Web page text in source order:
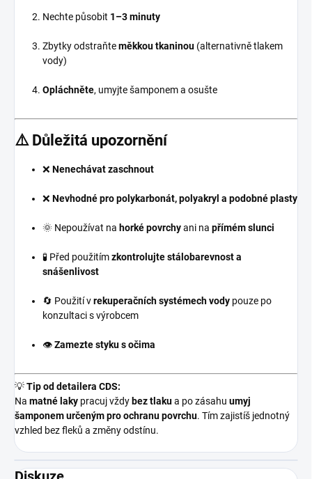
Nechte působit 1–3 minuty
Zbytky odstraňteměkkou tkaninou (alternativně tlakem
vody)
Opláchněte, umyjte šamponem a osušte
⚠️ Důležitá upozornění
❌ Nenechávat zaschnout
❌ Nevhodné pro polykarbonát, polyakryl a podobné plasty
🌞 Nepoužívat na horké povrchyani na přímém slunci
🧪 Před použitímzkontrolujte stálobarevnost a
snášenlivost
🔄 Použití vrekuperačních systémech vody pouze po
konzultaci s výrobcem
👁️Zamezte styku s očima
💡Tip od detailera CDS:
Na matné laky pracuj vždy bez tlakua po zásahu umyj
šamponem určeným pro ochranu povrchu. Tím zajistíš jednotný
vzhled bez fleků a změny odstínu.